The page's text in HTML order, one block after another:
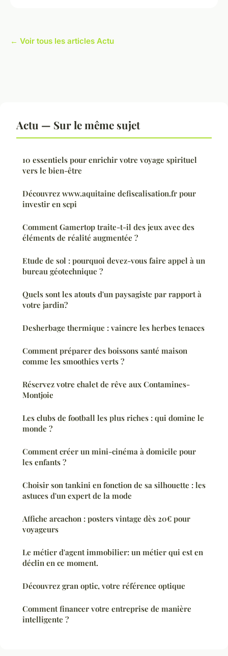
← Voir tous les articles Actu
Actu — Sur le même sujet
10 essentiels pour enrichir votre voyage spirituel
vers le bien-être
Découvrez www.aquitaine defiscalisation.fr pour
investir en scpi
Comment Gamertop traite-t-il des jeux avec des
éléments de réalité augmentée ?
Etude de sol : pourquoi devez-vous faire appel à un
bureau géotechnique ?
Quels sont les atouts d'un paysagiste par rapport à
votre jardin?
Desherbage thermique : vaincre les herbes tenaces
Comment préparer des boissons santé maison
comme les smoothies verts ?
Réservez votre chalet de rêve aux Contamines-
Montjoie
Les clubs de football les plus riches : qui domine le
monde ?
Comment créer un mini-cinéma à domicile pour
les enfants ?
Choisir son tankini en fonction de sa silhouette : les
astuces d'un expert de la mode
Affiche arcachon : posters vintage dès 20€ pour
voyageurs
Le métier d'agent immobilier: un métier qui est en
déclin en ce moment.
Découvrez gran optic, votre référence optique
Comment financer votre entreprise de manière
intelligente ?